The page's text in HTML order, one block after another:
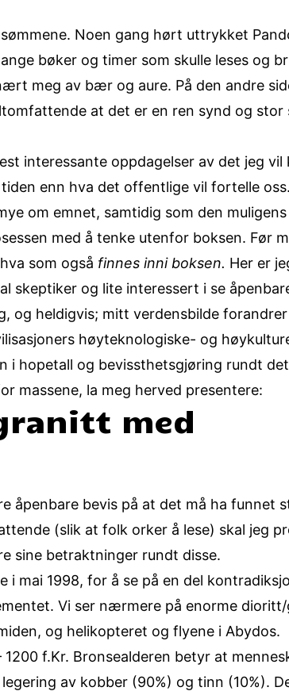
Noen gang hørt uttrykket
bøker og timer som skulle leses og
meg av bær og aure. På den andre
at det er en ren synd og stor
interessante oppdagelser av det jeg vil
enn hva det offentlige vil fortelle
om emnet, samtidig som den
med å tenke utenfor boksen. Før
som også finnes inni boksen. Her er
skeptiker og lite interessert i se
og heldigvis; mitt verdensbilde
høyteknologiske- og
i hopetall og bevissthetsgjøring rundt
massene, la meg herved presentere:
med
åpenbare bevis på at det må ha funnet
(slik at folk orker å lese) skal jeg
sine betraktninger rundt disse.
mai 1998, for å se på en del
Vi ser nærmere på enorme
og helikopteret og flyene i Abydos.
f.Kr. Bronsealderen betyr at
av kobber (90%) og tinn (10%).